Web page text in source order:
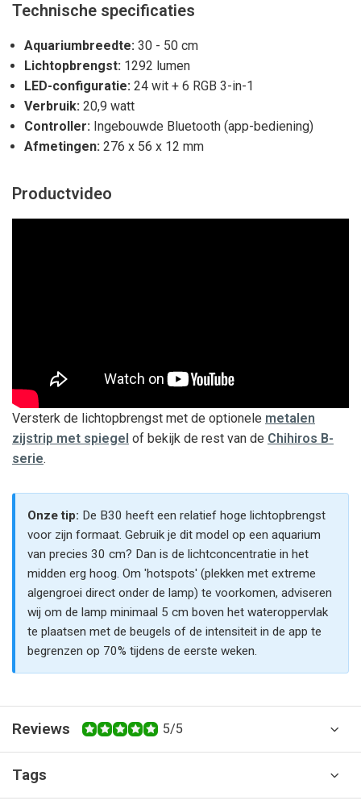
Technische specificaties
Aquariumbreedte: 30 - 50 cm
Lichtopbrengst: 1292 lumen
LED-configuratie: 24 wit + 6 RGB 3-in-1
Verbruik: 20,9 watt
Controller: Ingebouwde Bluetooth (app-bediening)
Afmetingen: 276 x 56 x 12 mm
Productvideo
Versterk de lichtopbrengst met de optionele metalen
zijstrip met spiegel of bekijk de rest van de Chihiros B-
serie.
Onze tip: De B30 heeft een relatief hoge lichtopbrengst
voor zijn formaat. Gebruik je dit model op een aquarium
van precies 30 cm? Dan is de lichtconcentratie in het
midden erg hoog. Om 'hotspots' (plekken met extreme
algengroei direct onder de lamp) te voorkomen, adviseren
wij om de lamp minimaal 5 cm boven het wateroppervlak
te plaatsen met de beugels of de intensiteit in de app te
begrenzen op 70% tijdens de eerste weken.
Reviews 5/5
Tags